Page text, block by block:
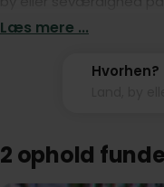
Bilferie i Dronninglund
Læs mere ...
Hvorhen?
2 ophold